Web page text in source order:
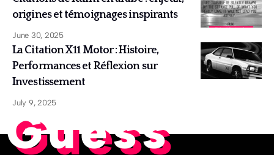
origines et témoignages inspirants
June 30, 2025
La Citation X11 Motor : Histoire,
Performances et Réflexion sur
Investissement
July 9, 2025
Guess